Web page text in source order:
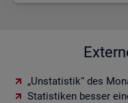
„Unstatistik“ des
Statistiken besser